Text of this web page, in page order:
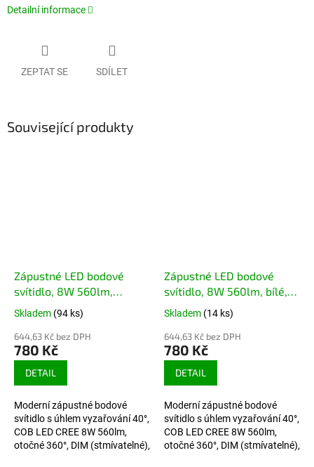
Detailní informace
ZEPTAT SE SDÍLET
Související produkty
Zápustné LED bodové
svítidlo, 8W 560lm,
broušený nerez,
stmívatelné
Skladem (94 ks)
644,63 Kč bez DPH
780 Kč
DETAIL
Moderní zápustné bodové
svítidlo s úhlem vyzařování 40°,
COB LED CREE 8W 560lm,
otočné 360°, DIM (stmívatelné),
Zápustné LED bodové
svítidlo, 8W 560lm, bílé,
stmívatelné
Skladem (14 ks)
644,63 Kč bez DPH
780 Kč
DETAIL
Moderní zápustné bodové
svítidlo s úhlem vyzařování 40°,
COB LED CREE 8W 560lm,
otočné 360°, DIM (stmívatelné),